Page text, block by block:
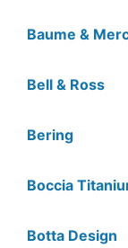
Baume &
Bell & Ross
Bering
Boccia
Botta Design